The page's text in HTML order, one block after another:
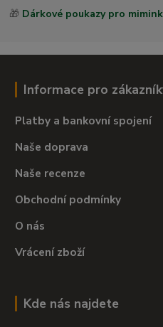
🎁 Dárkové poukazy pro
Informace pro
Platby a bankovní spojení
Naše doprava
Naše recenze
Obchodní podmínky
O nás
Vrácení zboží
Kde nás najdete